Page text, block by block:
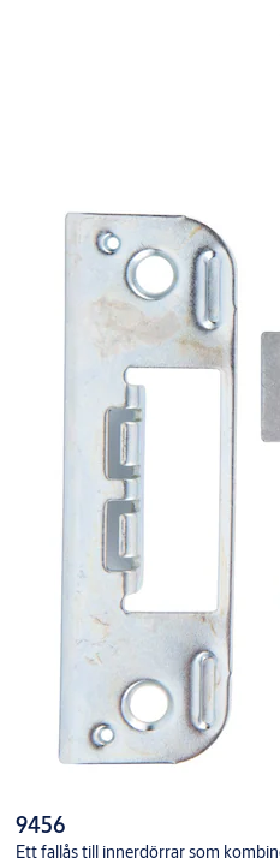
9456
Ett fallås till innerdörrar som